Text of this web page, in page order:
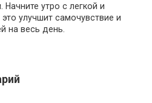
утро с легкой и
улучшит самочувствие и
на весь день.